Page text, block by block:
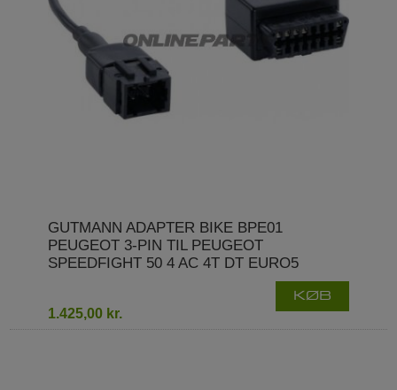
GUTMANN ADAPTER BIKE BPE01
PEUGEOT 3-PIN TIL PEUGEOT
SPEEDFIGHT 50 4 AC 4T DT EURO5
1.425,00 kr.
KØB